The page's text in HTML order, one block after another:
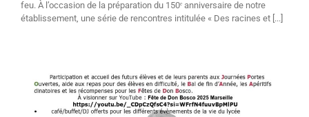
–
Enseigner,
un
vase
feu. À l’occasion de la préparation du 150ᵉ anniversaire de notre
établissement, une série de rencontres intitulée « Des racines et [...]